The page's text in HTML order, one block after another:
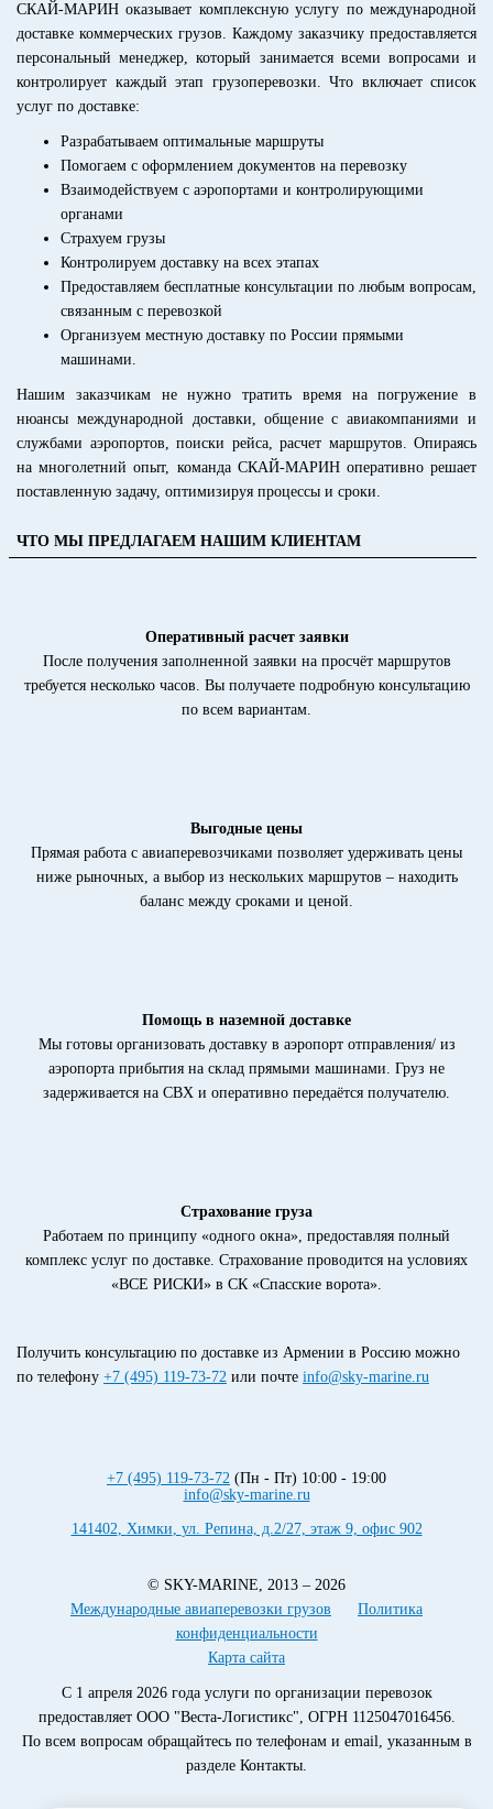
СКАЙ-МАРИН оказывает комплексную услугу по международной
доставке коммерческих грузов. Каждому заказчику предоставляется
персональный менеджер, который занимается всеми вопросами и
контролирует каждый этап грузоперевозки. Что включает список
услуг по доставке:
Разрабатываем оптимальные маршруты
Помогаем с оформлением документов на перевозку
Взаимодействуем с аэропортами и контролирующими
органами
Страхуем грузы
Контролируем доставку на всех этапах
Предоставляем бесплатные консультации по любым вопросам,
связанным с перевозкой
Организуем местную доставку по России прямыми
машинами.
Нашим заказчикам не нужно тратить время на погружение в
нюансы международной доставки, общение с авиакомпаниями и
службами аэропортов, поиски рейса, расчет маршрутов. Опираясь
на многолетний опыт, команда СКАЙ-МАРИН оперативно решает
поставленную задачу, оптимизируя процессы и сроки.
ЧТО МЫ ПРЕДЛАГАЕМ НАШИМ КЛИЕНТАМ
Оперативный расчет заявки
После получения заполненной заявки на просчёт маршрутов
требуется несколько часов. Вы получаете подробную консультацию
по всем вариантам.
Выгодные цены
Прямая работа с авиаперевозчиками позволяет удерживать цены
ниже рыночных, а выбор из нескольких маршрутов – находить
баланс между сроками и ценой.
Помощь в наземной доставке
Мы готовы организовать доставку в аэропорт отправления/ из
аэропорта прибытия на склад прямыми машинами. Груз не
задерживается на СВХ и оперативно передаётся получателю.
Страхование груза
Работаем по принципу «одного окна», предоставляя полный
комплекс услуг по доставке. Страхование проводится на условиях
«ВСЕ РИСКИ» в СК «Спасские ворота».
Получить консультацию по доставке из Армении в Россию можно
по телефону +7 (495) 119-73-72 или почте info@sky-marine.ru
+7 (495) 119-73-72 (Пн - Пт) 10:00 - 19:00
info@sky-marine.ru
141402, Химки, ул. Репина, д.2/27, этаж 9, офис 902
© SKY-MARINE, 2013 – 2026
Международные авиаперевозки грузов
Политика
конфиденциальности
Карта сайта
С 1 апреля 2026 года услуги по организации перевозок
предоставляет ООО "Веста-Логистикс", ОГРН 1125047016456.
По всем вопросам обращайтесь по телефонам и email, указанным в
разделе Контакты.